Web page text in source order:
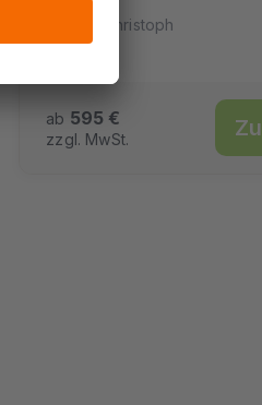
mit Christoph
ab 595 €
zzgl. MwSt.